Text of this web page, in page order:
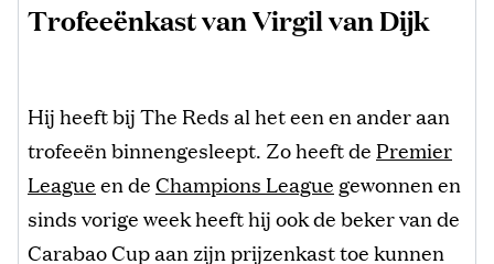
Trofeeënkast van Virgil van Dijk
Hij heeft bij The Reds al het een en ander aan
trofeeën binnengesleept. Zo heeft de Premier
Leagueen deChampions League gewonnen en
sinds vorige week heeft hij ook de beker van de
Carabao Cup aan zijn prijzenkast toe kunnen